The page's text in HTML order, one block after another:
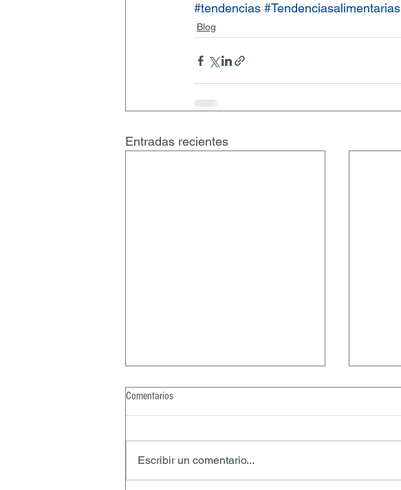
#tendencias #Tendenciasalimentarias
Blog
Entradas recientes
Comentarios
Escribir un comentario...